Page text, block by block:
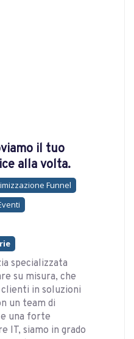
il tuo
alla volta.
Funnel
specializzata
su misura, che
in soluzioni
un team di
una forte
IT, siamo in grado